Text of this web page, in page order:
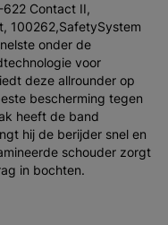
Contact II,
100262,SafetySystem
onder de
voor
deze allrounder op
bescherming tegen
heeft de band
hij de berijder snel en
schouder zorgt
in bochten.